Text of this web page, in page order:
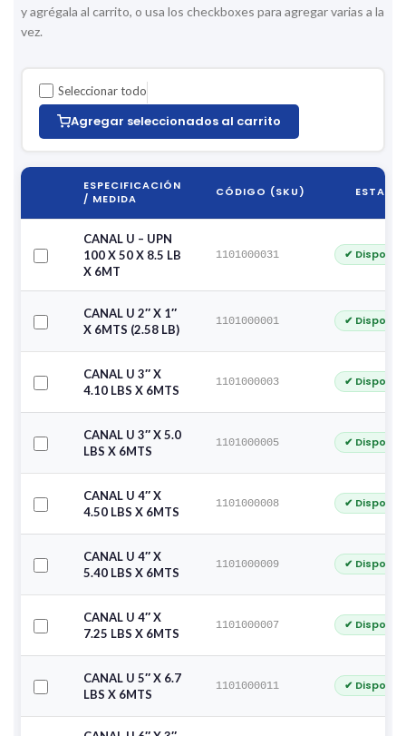
y agrégala al carrito, o usa los checkboxes para agregar varias a la
vez.
Seleccionar todo
Agregar seleccionados al carrito
ESPECIFICACIÓN
/ MEDIDA
CÓDIGO (SKU) ESTADO
CANAL U – UPN
100 X 50 X 8.5 LB
X 6MT
1101000031 ✔
CANAL U 2″ X 1″
X 6MTS (2.58 LB)
1101000001 ✔
CANAL U 3″ X
4.10 LBS X 6MTS
1101000003 ✔
CANAL U 3″ X 5.0
LBS X 6MTS
1101000005 ✔
CANAL U 4″ X
4.50 LBS X 6MTS
1101000008 ✔
CANAL U 4″ X
5.40 LBS X 6MTS
1101000009 ✔
CANAL U 4″ X
7.25 LBS X 6MTS
1101000007 ✔
CANAL U 5″ X 6.7
LBS X 6MTS
1101000011 ✔